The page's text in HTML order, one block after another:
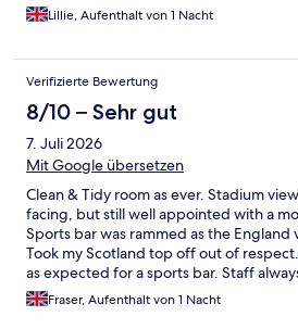
Lillie, Aufenthalt von 1 Nacht
Verifizierte Bewertung
8/10 – Sehr gut
7. Juli 2026
Mit Google übersetzen
Clean & Tidy room as ever. Stadium
facing, but still well appointed with a
Sports bar was rammed as the England
Took my Scotland top off out of
as expected for a sports bar. Staff
Always a go-to hotel for me in Newcastle.
Fraser, Aufenthalt von 1 Nacht